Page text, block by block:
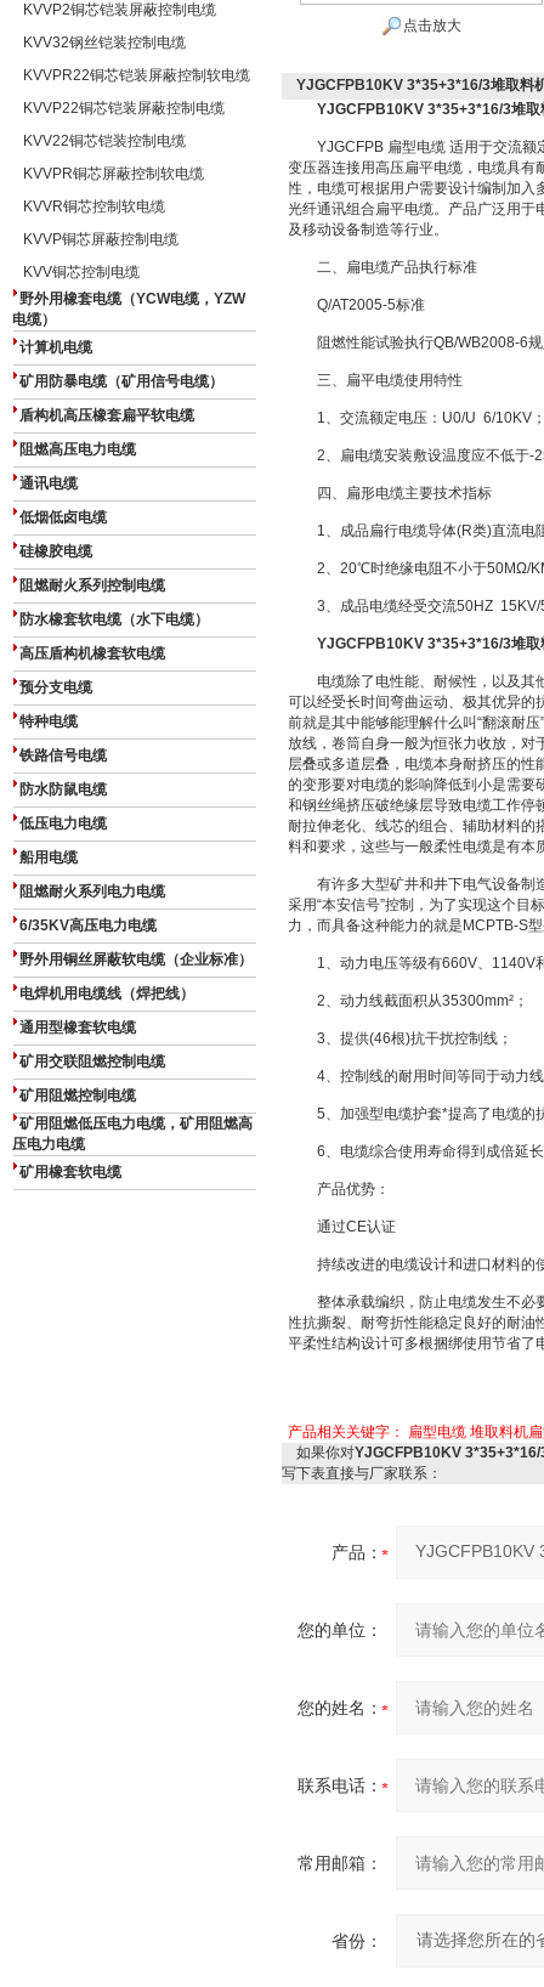
KVVP2铜芯铠装屏蔽控制电缆
KVV32钢丝铠装控制电缆
KVVPR22铜芯铠装屏蔽控制软电缆
KVVP22铜芯铠装屏蔽控制电缆
KVV22铜芯铠装控制电缆
KVVPR铜芯屏蔽控制软电缆
KVVR铜芯控制软电缆
KVVP铜芯屏蔽控制电缆
KVV铜芯控制电缆
野外用橡套电缆（YCW电缆，YZW
电缆）
计算机电缆
矿用防暴电缆（矿用信号电缆）
盾构机高压橡套扁平软电缆
阻燃高压电力电缆
通讯电缆
低烟低卤电缆
硅橡胶电缆
阻燃耐火系列控制电缆
防水橡套软电缆（水下电缆）
高压盾构机橡套软电缆
预分支电缆
特种电缆
铁路信号电缆
防水防鼠电缆
低压电力电缆
船用电缆
阻燃耐火系列电力电缆
6/35KV高压电力电缆
野外用铜丝屏蔽软电缆（企业标准）
电焊机用电缆线（焊把线）
通用型橡套软电缆
矿用交联阻燃控制电缆
矿用阻燃控制电缆
矿用阻燃低压电力电缆，矿用阻燃高
压电力电缆
矿用橡套软电缆
点击放大
YJGCFPB10KV 3*35+3*16/3堆取料
YJGCFPB10KV 3*35+3*16/3堆取
YJGCFPB 扁型电缆 适用于交流额
变压器连接用高压扁平电缆，电缆具
性，电缆可根据用户需要设计编制加
光纤通讯组合扁平电缆。产品广泛用
及移动设备制造等行业。
二、扁电缆产品执行标准
Q/AT2005-5标准
阻燃性能试验执行QB/WB2008-6
三、扁平电缆使用特性
1、交流额定电压：U0/U 6/10KV
2、扁电缆安装敷设温度应不低于-
四、扁形电缆主要技术指标
1、成品扁行电缆导体(R类)直流电
2、20℃时绝缘电阻不小于50MΩ/
3、成品电缆经受交流50HZ 15KV/
YJGCFPB10KV 3*35+3*16/3堆取
电缆除了电性能、耐候性，以及其
可以经受长时间弯曲运动、极其优异
前就是其中能够能理解什么叫“翻滚耐
放线，卷筒自身一般为恒张力收放，
层叠或多道层叠，电缆本身耐挤压的
的变形要对电缆的影响降低到小是需
和钢丝绳挤压破绝缘层导致电缆工作
耐拉伸老化、线芯的组合、辅助材料
料和要求，这些与一般柔性电缆是有本
有许多大型矿井和井下电气设备制
采用“本安信号”控制，为了实现这个目
力，而具备这种能力的就是MCPTB-S
1、动力电压等级有660V、1140V
2、动力线截面积从35300mm²；
3、提供(46根)抗干扰控制线；
4、控制线的耐用时间等同于动力
5、加强型电缆护套*提高了电缆的
6、电缆综合使用寿命得到成倍延
产品优势：
通过CE认证
持续改进的电缆设计和进口材料的
整体承载编织，防止电缆发生不必
性抗撕裂、耐弯折性能稳定良好的耐
平柔性结构设计可多根捆绑使用节省了
产品相关关键字： 扁型电缆 堆取料机
如果你对YJGCFPB10KV 3*35+3*16/
写下表直接与厂家联系：
产品：
您的单位：
您的姓名：
联系电话：
常用邮箱：
省份：